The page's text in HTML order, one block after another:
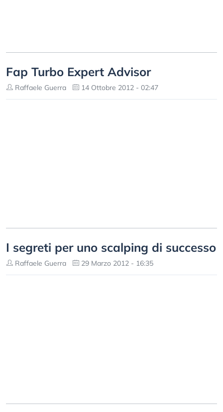
Fap Turbo Expert Advisor
Raffaele Guerra 14 Ottobre 2012 - 02:47
I segreti per uno scalping di successo
Raffaele Guerra 29 Marzo 2012 - 16:35